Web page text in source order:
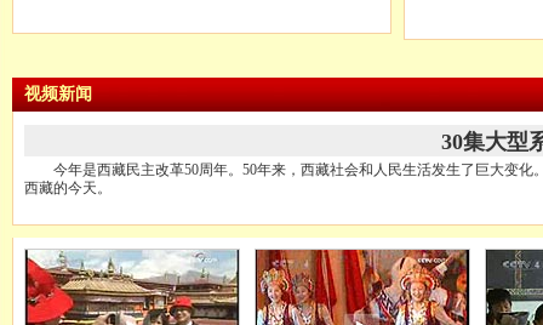
视频新闻
30集大型
今年是西藏民主改革50周年。50年来，西藏社会和人民生活发生了巨大变化
西藏的今天。